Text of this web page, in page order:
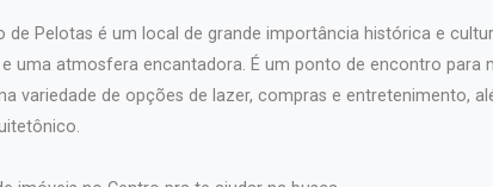
de Pelotas é um local de grande importância histórica e
uma atmosfera encantadora. É um ponto de encontro para
variedade de opções de lazer, compras e entretenimento,